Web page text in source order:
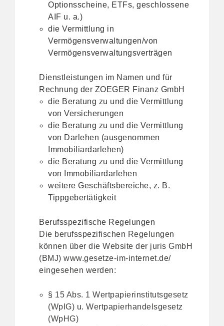
Optionsscheine, ETFs, geschlossene
AIF u. a.)
die Vermittlung in
Vermögensverwaltungen/von
Vermögensverwaltungsverträgen
Dienstleistungen im Namen und für
Rechnung der ZOEGER Finanz GmbH
die Beratung zu und die Vermittlung
von Versicherungen
die Beratung zu und die Vermittlung
von Darlehen (ausgenommen
Immobiliardarlehen)
die Beratung zu und die Vermittlung
von Immobiliardarlehen
weitere Geschäftsbereiche, z. B.
Tippgebertätigkeit
Berufsspezifische Regelungen
Die berufsspezifischen Regelungen
können über die Website der juris GmbH
(BMJ) www.gesetze-im-internet.de/
eingesehen werden:
§ 15 Abs. 1 Wertpapierinstitutsgesetz
(WpIG) u. Wertpapierhandelsgesetz
(WpHG)